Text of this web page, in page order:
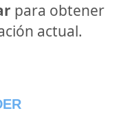
para obtener
actual.